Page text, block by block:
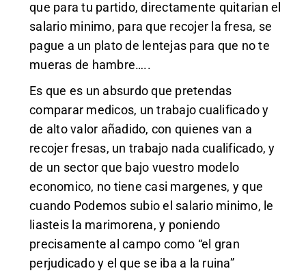
que para tu partido, directamente quitarian el
salario minimo, para que recojer la fresa, se
pague a un plato de lentejas para que no te
mueras de hambre…..
Es que es un absurdo que pretendas
comparar medicos, un trabajo cualificado y
de alto valor añadido, con quienes van a
recojer fresas, un trabajo nada cualificado, y
de un sector que bajo vuestro modelo
economico, no tiene casi margenes, y que
cuando Podemos subio el salario minimo, le
liasteis la marimorena, y poniendo
precisamente al campo como “el gran
perjudicado y el que se iba a la ruina”